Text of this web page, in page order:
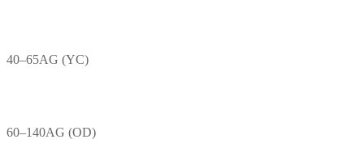
40–65AG (YC)
60–140AG (OD)